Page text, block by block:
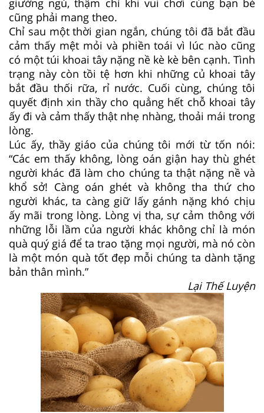
cũng phải mang theo.
Chỉ sau một thời gian ngắn, chúng tôi đã bắt đầu
cảm thấy mệt mỏi và phiền toái vì lúc nào cũng
có một túi khoai tây nặng nề kè kè bên cạnh. Tình
trạng này còn tồi tệ hơn khi những củ khoai tây
bắt đầu thối rữa, rỉ nước. Cuối cùng, chúng tôi
quyết định xin thầy cho quẳng hết chỗ khoai tây
ấy đi và cảm thấy thật nhẹ nhàng, thoải mái trong
lòng.
Lúc ấy, thầy giáo của chúng tôi mới từ tốn nói:
“Các em thấy không, lòng oán giận hay thù ghét
người khác đã làm cho chúng ta thật nặng nề và
khổ sở! Càng oán ghét và không tha thứ cho
người khác, ta càng giữ lấy gánh nặng khó chịu
ấy mãi trong lòng. Lòng vị tha, sự cảm thông với
những lỗi lầm của người khác không chỉ là món
quà quý giá để ta trao tặng mọi người, mà nó còn
là một món quà tốt đẹp mỗi chúng ta dành tặng
bản thân mình.”
Lại Thế Luyện